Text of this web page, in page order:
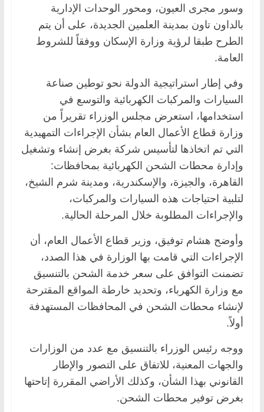
وسور مجرى ‏العيون، ومحور الوحدات الإدارية
بالداون تاون بمدينة العلمين الجديدة، على أن يتم
الطرح طبقا لرؤية ‏وزارة الإسكان ووفقاً للشروط
العامة.‏
‏وفي إطار استراتيجية الدولة نحو توطين صناعة
السيارات والمركبات الكهربائية والتوسع في
‏استخدامها، استعرض مجلس الوزراء تقريراً من
وزارة قطاع الأعمال العام بشأن الإجراءات التمهيدية
‏التي تم اتخاذها لتأسيس شركة بغرض إنشاء وتشغيل
وإدارة محطات الشحن الكهربائية بمحافظات:
‏القاهرة، والجيزة، والإسكندرية، ومدينة شرم الشيخ،
لتلبية احتياجات هذه السيارات والمركبات،
‏والإجراءات المطلوبة خلال المرحلة الحالية.‏
وأوضح هشام توفيق، وزير قطاع الأعمال العام، أن
الإجراءات التي قامت بها الوزارة في هذا ‏الصدد،
تضمنت التوافق على سعر خدمة الشحن بالتنسيق
مع وزارة الكهرباء، وتحديد خارطة المواقع ‏المقترحة
لإنشاء محطات الشحن في المحافظات المستهدفة
أولاً. ‏
ووجه رئيس الوزراء بالتنسيق مع عدد من الوزارات
والجهات المعنية، للاتفاق على التصور ‏والإطار
القانوني بهذا الشأن، وكذلك الأراضي المقررة إتاحتها
بغرض توفير محطات الشحن.‏